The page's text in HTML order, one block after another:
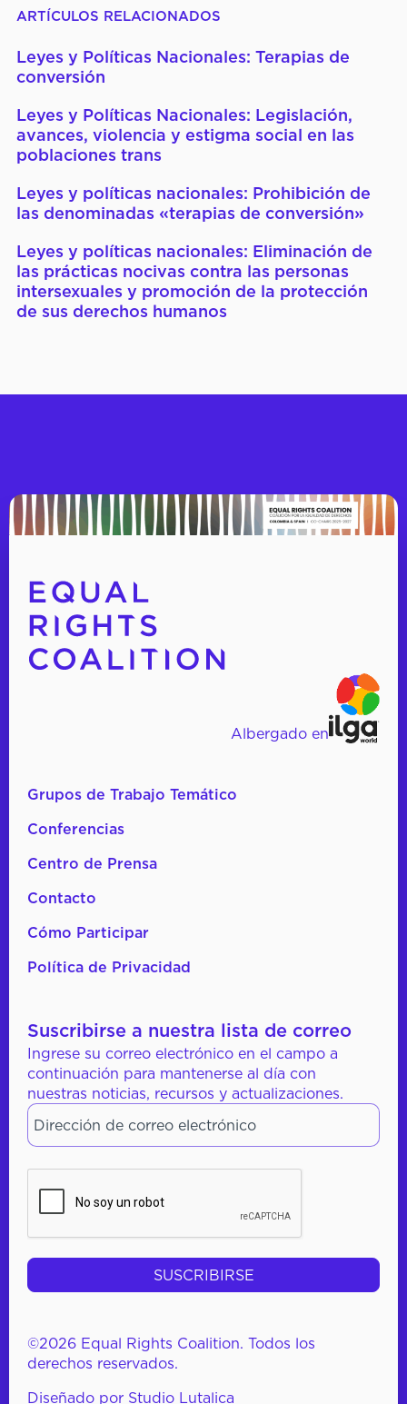
ARTÍCULOS RELACIONADOS
Leyes y Políticas Nacionales: Terapias de
conversión
Leyes y Políticas Nacionales: Legislación,
avances, violencia y estigma social en las
poblaciones trans
Leyes y políticas nacionales: Prohibición de
las denominadas «terapias de conversión»
Leyes y políticas nacionales: Eliminación de
las prácticas nocivas contra las personas
intersexuales y promoción de la protección
de sus derechos humanos
Albergado en
Grupos de Trabajo Temático
Conferencias
Centro de Prensa
Contacto
Cómo Participar
Política de Privacidad
Suscribirse a nuestra lista de correo
Ingrese su correo electrónico en el campo a
continuación para mantenerse al día con
nuestras noticias, recursos y actualizaciones.
Dirección de correo electrónico
©2026 Equal Rights Coalition. Todos los
derechos reservados.
Diseñado por Studio Lutalica